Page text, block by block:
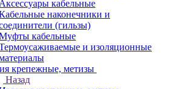
Аксессуары кабельные
наконечники и
(гильзы)
кабельные
и изоляционные
крепежные, метизы
Назад